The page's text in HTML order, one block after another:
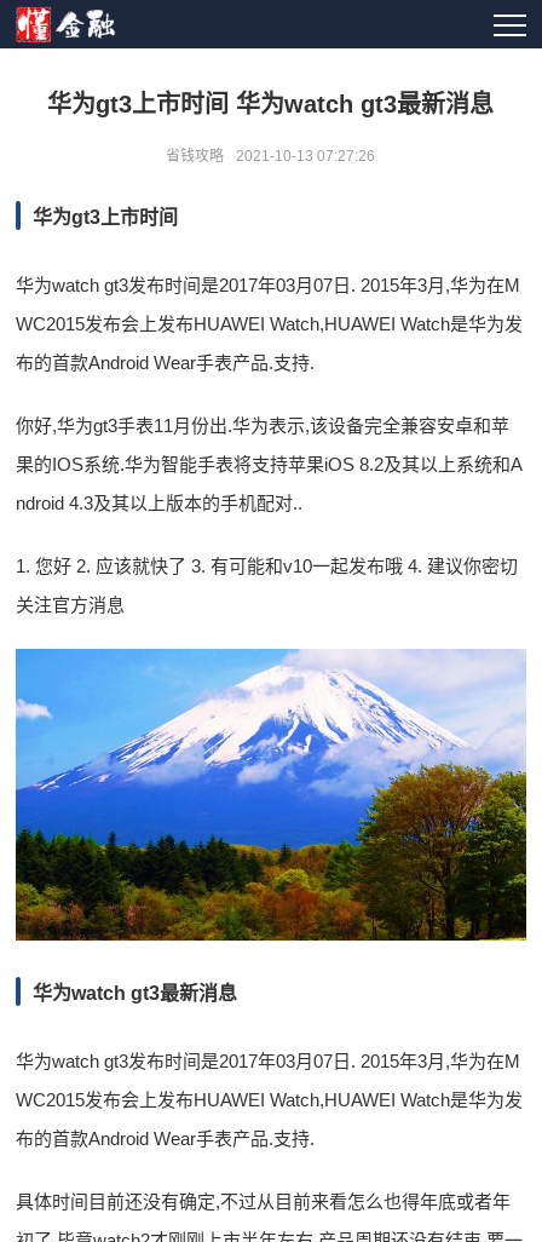
华为gt3上市时间 华为watch gt3最新消息
省钱攻略 2021-10-13 07:27:26
华为gt3上市时间
华为watch gt3发布时间是2017年03月07日. 2015年3月,华为在M
WC2015发布会上发布HUAWEI Watch,HUAWEI Watch是华为发
布的首款Android Wear手表产品.支持.
你好,华为gt3手表11月份出.华为表示,该设备完全兼容安卓和苹
果的IOS系统.华为智能手表将支持苹果iOS 8.2及其以上系统和A
ndroid 4.3及其以上版本的手机配对..
1. 您好 2. 应该就快了 3. 有可能和v10一起发布哦 4. 建议你密切
关注官方消息
华为watch gt3最新消息
华为watch gt3发布时间是2017年03月07日. 2015年3月,华为在M
WC2015发布会上发布HUAWEI Watch,HUAWEI Watch是华为发
布的首款Android Wear手表产品.支持.
具体时间目前还没有确定,不过从目前来看怎么也得年底或者年